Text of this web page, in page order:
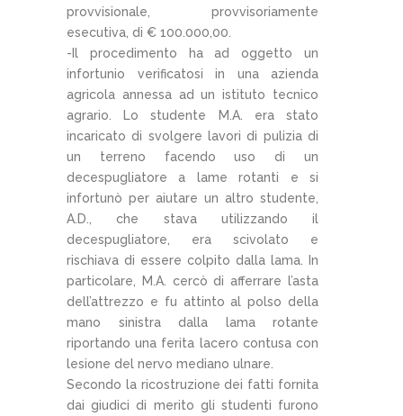
provvisionale, provvisoriamente
esecutiva, di € 100.000,00.
-Il procedimento ha ad oggetto un
infortunio verificatosi in una azienda
agricola annessa ad un istituto tecnico
agrario. Lo studente M.A. era stato
incaricato di svolgere lavori di pulizia di
un terreno facendo uso di un
decespugliatore a lame rotanti e si
infortunò per aiutare un altro studente,
A.D., che stava utilizzando il
decespugliatore, era scivolato e
rischiava di essere colpito dalla lama. In
particolare, M.A. cercò di afferrare l’asta
dell’attrezzo e fu attinto al polso della
mano sinistra dalla lama rotante
riportando una ferita lacero contusa con
lesione del nervo mediano ulnare.
Secondo la ricostruzione dei fatti fornita
dai giudici di merito gli studenti furono